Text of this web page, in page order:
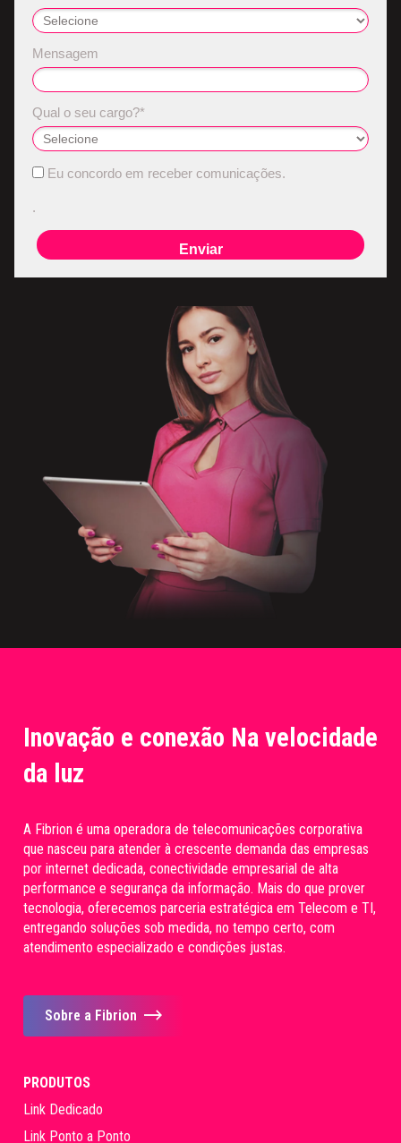
Mensagem
Qual o seu cargo?*
Eu concordo em receber comunicações.
.
Enviar
Inovação e conexão Na velocidade
da luz
A Fibrion é uma operadora de telecomunicações corporativa
que nasceu para atender à crescente demanda das empresas
por internet dedicada, conectividade empresarial de alta
performance e segurança da informação. Mais do que prover
tecnologia, oferecemos parceria estratégica em Telecom e TI,
entregando soluções sob medida, no tempo certo, com
atendimento especializado e condições justas.
Sobre a Fibrion
PRODUTOS
Link Dedicado
Link Ponto a Ponto